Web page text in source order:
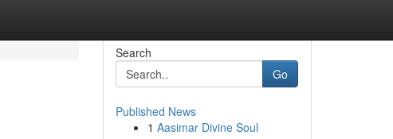
Search
Go
Published News
1 Aasimar Divine Soul